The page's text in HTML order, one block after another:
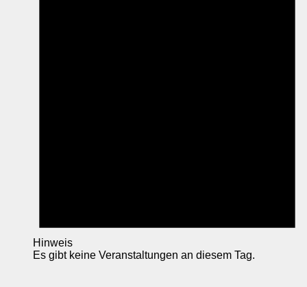
Hinweis
Es gibt keine Veranstaltungen an diesem Tag.